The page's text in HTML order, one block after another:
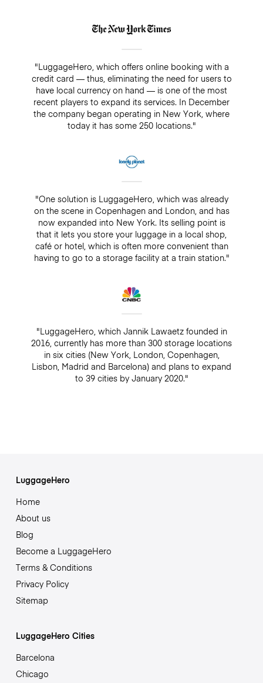
"LuggageHero, which offers online booking with a
credit card — thus, eliminating the need for users to
have local currency on hand — is one of the most
recent players to expand its services. In December
the company began operating in New York, where
today it has some 250 locations."
"One solution is LuggageHero, which was already
on the scene in Copenhagen and London, and has
now expanded into New York. Its selling point is
that it lets you store your luggage in a local shop,
café or hotel, which is often more convenient than
having to go to a storage facility at a train station."
"LuggageHero, which Jannik Lawaetz founded in
2016, currently has more than 300 storage locations
in six cities (New York, London, Copenhagen,
Lisbon, Madrid and Barcelona) and plans to expand
to 39 cities by January 2020."
LuggageHero
Home
About us
Blog
Become a LuggageHero
Terms & Conditions
Privacy Policy
Sitemap
LuggageHero Cities
Barcelona
Chicago